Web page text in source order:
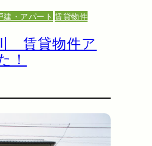
建・アパート 賃貸物件
賃貸物件ア
！